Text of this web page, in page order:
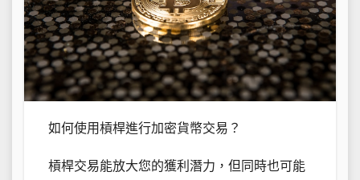
如何使用槓桿進行加密貨幣交易？
槓桿交易能放大您的獲利潛力，但同時也可能